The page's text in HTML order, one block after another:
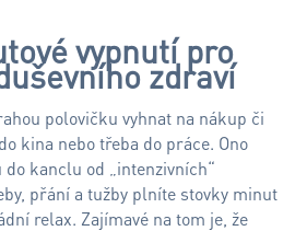
vypnutí pro
zdraví
polovičku vyhnat na nákup či
kina nebo třeba do práce. Ono
kanclu od „intenzivních“
přání a tužby plníte stovky minut
relax. Zajímavé na tom je, že